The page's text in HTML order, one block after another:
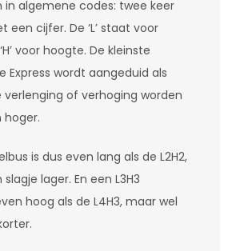
in algemene codes: twee keer
cijfer. De ‘L’ staat voor
voor hoogte. De kleinste
Express wordt aangeduid als
verlenging of verhoging worden
hoger.
is dus even lang als de L2H2,
lager. En een L3H3
hoog als de L4H3, maar wel